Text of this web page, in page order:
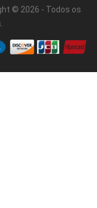
© 2026 - Todos os